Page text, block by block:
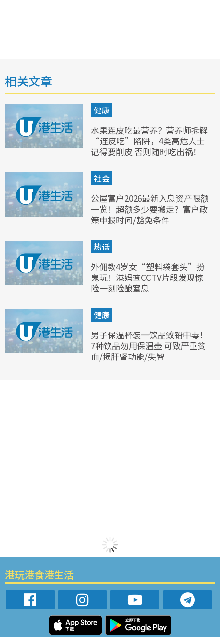
相关文章
健康
水果连皮吃最营养？营养师拆解
“连皮吃”陷阱，4类高危人士
记得要削皮 否则随时吃出祸！
社会
公屋富户2026最新入息资产限额
一览！超额多少要搬走？富户政
策申报时间/豁免条件
热话
外佣教4岁女“塑料袋套头”扮
鬼玩！港妈查CCTV片段发现惊
险一刻险酿窒息
健康
男子保温杯装一饮品致铅中毒！
7种饮品勿用保温壶 可致严重贫
血/损肝肾功能/失智
港玩港食港生活